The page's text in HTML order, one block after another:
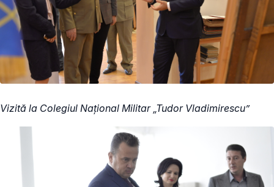
Vizită la Colegiul Național Militar „Tudor Vladimirescu”